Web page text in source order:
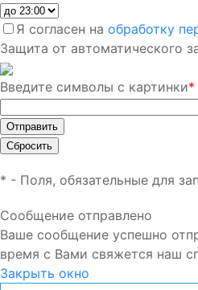
Я согласен на обработку
Защита от автоматического
Введите символы с картинки*
* - Поля, обязательные для
Сообщение отправлено
Ваше сообщение успешно
время с Вами свяжется наш
Закрыть окно